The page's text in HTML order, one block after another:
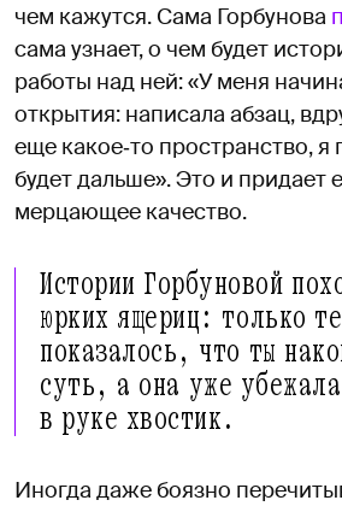
чем кажутся. Сама Горбунова
сама узнает, о чем будет
работы над ней: «У меня
открытия: написала абзац,
еще какое‑то пространство,
будет дальше». Это и придает
мерцающее качество.
Истории Горбуновой
юрких ящериц: только
показалось, что ты
суть, а она уже
в руке хвостик.
Иногда даже боязно